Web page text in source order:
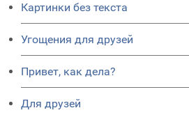
Картинки без текста
Угощения для друзей
Привет, как дела?
Для друзей